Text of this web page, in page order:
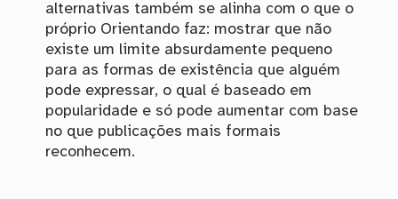
alternativas também se alinha com o que o
próprio Orientando faz: mostrar que não
existe um limite absurdamente pequeno
para as formas de existência que alguém
pode expressar, o qual é baseado em
popularidade e só pode aumentar com base
no que publicações mais formais
reconhecem.